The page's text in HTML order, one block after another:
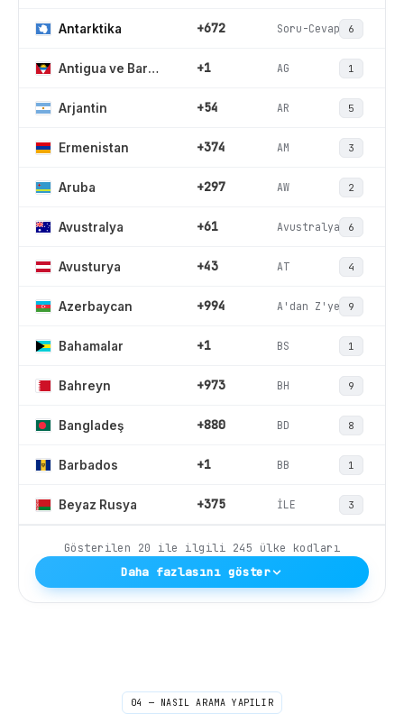
Antarktika +672 Soru-Cevap 6
Antigua ve Barbuda +1 AG 1
Arjantin +54 AR 5
Ermenistan +374 AM 3
Aruba +297 AW 2
Avustralya +61 Avustralya 6
Avusturya +43 AT 4
Azerbaycan +994 A'dan Z'ye 9
Bahamalar +1 BS 1
Bahreyn +973 BH 9
Bangladeş +880 BD 8
Barbados +1 BB 1
Beyaz Rusya +375 İLE 3
Gösterilen 20 ile ilgili 245 ülke kodları
Daha fazlasını göster
04 — NASIL ARAMA YAPILIR